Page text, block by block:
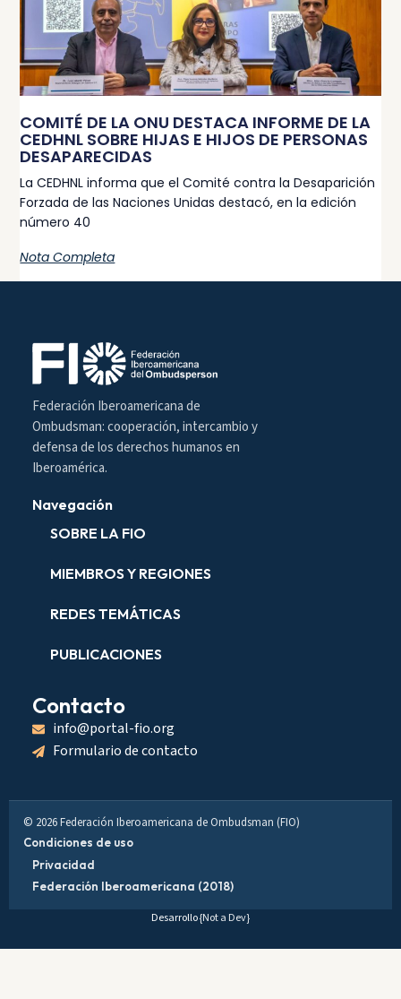
COMITÉ DE LA ONU DESTACA INFORME DE LA
CEDHNL SOBRE HIJAS E HIJOS DE PERSONAS
DESAPARECIDAS
La CEDHNL informa que el Comité contra la Desaparición
Forzada de las Naciones Unidas destacó, en la edición
número 40
Nota Completa
Federación Iberoamericana de
Ombudsman: cooperación, intercambio y
defensa de los derechos humanos en
Iberoamérica.
Navegación
SOBRE LA FIO
MIEMBROS Y REGIONES
REDES TEMÁTICAS
PUBLICACIONES
Contacto
info@portal-fio.org
Formulario de contacto
© 2026 Federación Iberoamericana de Ombudsman (FIO)
Condiciones de uso
Privacidad
Federación Iberoamericana (2018)
Desarrollo{Not a Dev}